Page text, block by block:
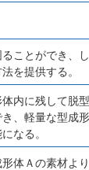
ことができ、
を提供する。
内に残して脱
き、軽量な型成
なる。
体Ａの素材よ